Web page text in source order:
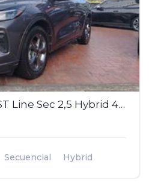
Ford New Escape ST Line Sec 2,5 Hybrid 4x2 2023
Secuencial
Hybrid